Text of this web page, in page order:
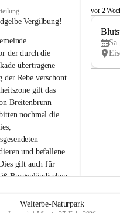
Vergilbung!
der durch die
übertragene
der Rebe verschont
gilt das
Breitenbrunn
nochmal die
und befallene
gilt auch für
Burgenländischen
gepflegte oder
zu roden! Bitte
B
e
u
vor 2
Welterbe-Naturpark